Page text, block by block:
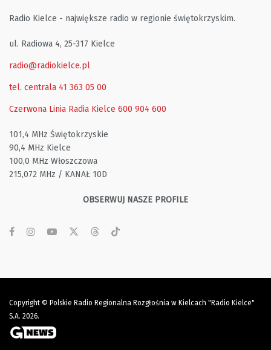
Radio Kielce - największe radio w regionie świętokrzyskim.
ul. Radiowa 4, 25-317 Kielce
radio@radiokielce.pl
tel. centrala 41 363 05 00
Czerwona Linia Radia Kielce 600 904 600
101,4 MHz Świętokrzyskie
90,4 MHz Kielce
100,0 MHz Włoszczowa
215,072 MHz / KANAŁ 10D
OBSERWUJ NASZE PROFILE
Copyright © Polskie Radio Regionalna Rozgłośnia w Kielcach "Radio Kielce"
S.A. 2026.